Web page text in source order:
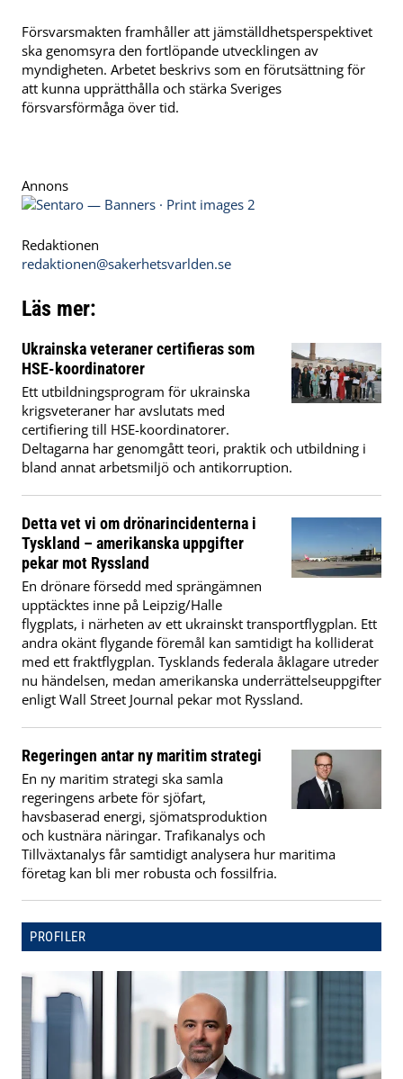
Försvarsmakten framhåller att jämställdhetsperspektivet
ska genomsyra den fortlöpande utvecklingen av
myndigheten. Arbetet beskrivs som en förutsättning för
att kunna upprätthålla och stärka Sveriges
försvarsförmåga över tid.
Annons
Redaktionen
redaktionen@sakerhetsvarlden.se
Läs mer:
Ukrainska veteraner certifieras som
HSE-koordinatorer
Ett utbildningsprogram för ukrainska
krigsveteraner har avslutats med
certifiering till HSE-koordinatorer.
Deltagarna har genomgått teori, praktik och utbildning i
bland annat arbetsmiljö och antikorruption.
Detta vet vi om drönarincidenterna i
Tyskland – amerikanska uppgifter
pekar mot Ryssland
En drönare försedd med sprängämnen
upptäcktes inne på Leipzig/Halle
flygplats, i närheten av ett ukrainskt transportflygplan. Ett
andra okänt flygande föremål kan samtidigt ha kolliderat
med ett fraktflygplan. Tysklands federala åklagare utreder
nu händelsen, medan amerikanska underrättelseuppgifter
enligt Wall Street Journal pekar mot Ryssland.
Regeringen antar ny maritim strategi
En ny maritim strategi ska samla
regeringens arbete för sjöfart,
havsbaserad energi, sjömatsproduktion
och kustnära näringar. Trafikanalys och
Tillväxtanalys får samtidigt analysera hur maritima
företag kan bli mer robusta och fossilfria.
PROFILER